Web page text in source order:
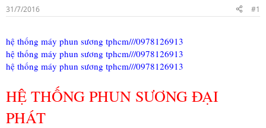
g
31/7/2016 #1
hệ thống máy phun sương tphcm///0978126913
hệ thống máy phun sương tphcm///0978126913
hệ thống máy phun sương tphcm///0978126913
HỆ THỐNG PHUN SƯƠNG ĐẠI
PHÁT